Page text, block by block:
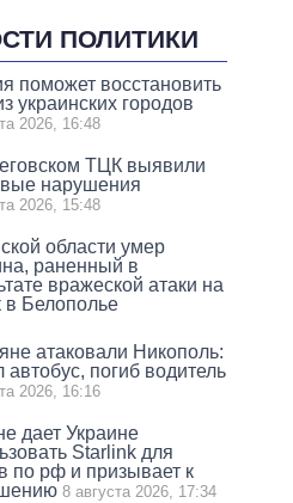
ПОЛИТИКИ
поможет восстановить
украинских городов
2026, 16:48
ТЦК выявили
нарушения
2026, 15:48
области умер
раненный в
вражеской атаки на
в Белополье
атаковали Никополь:
автобус, погиб водитель
2026, 16:16
дает Украине
Starlink для
по рф и призывает к
8 августа 2026, 17:34